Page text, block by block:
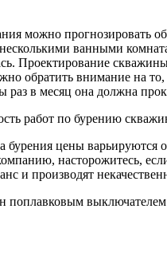
можно прогнозировать
ванными
Проектирование
обратить внимание на
в месяц она должна
работ по бурению
бурения цены
насторожитесь,
и производят